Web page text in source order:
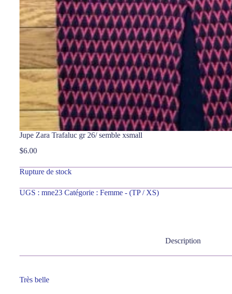
Jupe Zara Trafaluc gr 26/ semble xsmall
$6.00
Rupture de stock
UGS : mne23 Catégorie : Femme - (TP / XS)
Description
Très belle